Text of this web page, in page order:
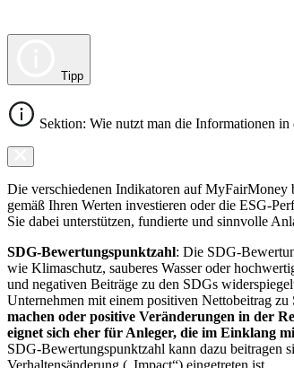
Tipp
Sektion: Wie nutzt man die Informationen in
Die verschiedenen Indikatoren auf MyFairMoney
gemäß Ihren Werten investieren oder die ESG-
Sie dabei unterstützen, fundierte und sinnvolle
SDG-Bewertungspunktzahl: Die SDG-
wie Klimaschutz, sauberes Wasser oder
und negativen Beiträge zu den SDGs
Unternehmen mit einem positiven Nettobeitrag
machen oder positive Veränderungen in der
eignet sich eher für Anleger, die im Einklang
SDG-Bewertungspunktzahl kann dazu beitragen
Verhaltensänderung („Impact“) eingetreten ist.